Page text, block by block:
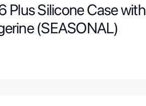
Plus Silicone Case with
(SEASONAL)